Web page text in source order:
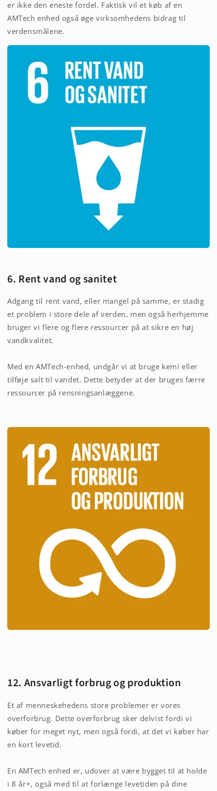
er ikke den eneste fordel. Faktisk vil et køb af en
AMTech enhed også øge virksomhedens bidrag til
verdensmålene.
6. Rent vand og sanitet
Adgang til rent vand, eller mangel på samme, er stadig
et problem i store dele af verden, men også herhjemme
bruger vi flere og flere ressourcer på at sikre en høj
vandkvalitet.
Med en AMTech-enhed, undgår vi at bruge kemi eller
tilføje salt til vandet. Dette betyder at der bruges færre
ressourcer på rensningsanlæggene.
12. Ansvarligt forbrug og produktion
Et af menneskehedens store problemer er vores
overforbrug. Dette overforbrug sker delvist fordi vi
køber for meget nyt, men også fordi, at det vi køber har
en kort levetid.
En AMTech enhed er, udover at være bygget til at holde
i 8 år+, også med til at forlænge levetiden på dine